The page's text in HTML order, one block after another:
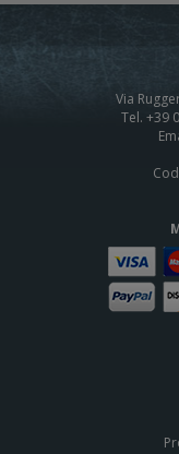
Via
Tel. +39